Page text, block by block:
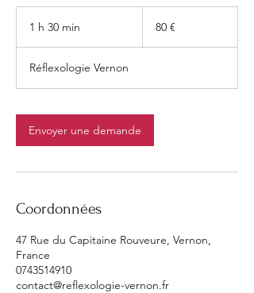
1 h 30 min
m
i
80 €
Réflexologie Vernon
Envoyer une demande
Coordonnées
47 Rue du Capitaine Rouveure, Vernon,
France
0743514910
contact@reflexologie-vernon.fr